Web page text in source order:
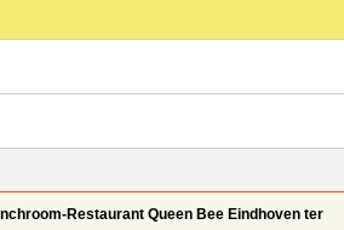
Restaurant Queen Bee Eindhoven ter